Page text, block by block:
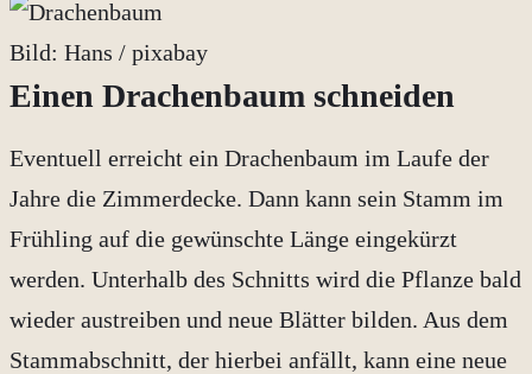
Bild: Hans / pixabay
Einen Drachenbaum schneiden
Eventuell erreicht ein Drachenbaum im Laufe der
Jahre die Zimmerdecke. Dann kann sein Stamm im
Frühling auf die gewünschte Länge eingekürzt
werden. Unterhalb des Schnitts wird die Pflanze bald
wieder austreiben und neue Blätter bilden. Aus dem
Stammabschnitt, der hierbei anfällt, kann eine neue